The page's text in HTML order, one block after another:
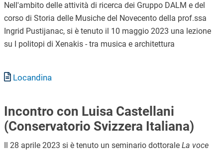
Nell'ambito delle attività di ricerca dei Gruppo DALM e del
corso di Storia delle Musiche del Novecento della prof.ssa
Ingrid Pustijanac, si è tenuto il 10 maggio 2023 una lezione
su I politopi di Xenakis - tra musica e architettura
Documento
Locandina
Incontro con Luisa Castellani
(Conservatorio Svizzera Italiana)
Il 28 aprile 2023 si è tenuto un seminario dottorale La voce